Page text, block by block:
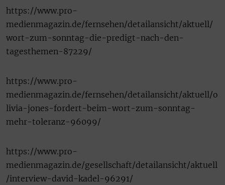
https://www.pro-
medienmagazin.de/fernsehen/detailansicht/aktuell/
wort-zum-sonntag-die-predigt-nach-den-
tagesthemen-87229/
https://www.pro-
medienmagazin.de/fernsehen/detailansicht/aktuell/o
livia-jones-fordert-beim-wort-zum-sonntag-
mehr-toleranz-96099/
https://www.pro-
medienmagazin.de/gesellschaft/detailansicht/aktuell
/interview-david-kadel-96291/